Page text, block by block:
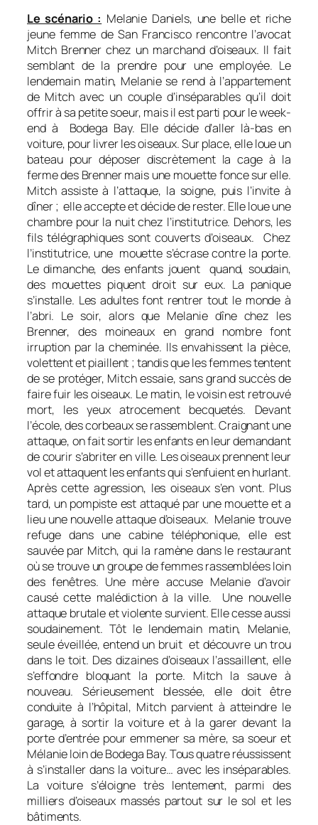
Le scénario : Melanie Daniels, une belle et riche
jeune femme de San Francisco rencontre l’avocat
Mitch Brenner chez un marchand d’oiseaux. Il fait
semblant de la prendre pour une employée. Le
lendemain matin, Melanie se rend à l’appartement
de Mitch avec un couple d’inséparables qu’il doit
offrir à sa petite soeur, mais il est parti pour le week-
end à Bodega Bay. Elle décide d’aller là-bas en
voiture, pour livrer les oiseaux. Sur place, elle loue un
bateau pour déposer discrètement la cage à la
ferme des Brenner mais une mouette fonce sur elle.
Mitch assiste à l’attaque, la soigne, puis l’invite à
dîner ; elle accepte et décide de rester. Elle loue une
chambre pour la nuit chez l’institutrice. Dehors, les
fils télégraphiques sont couverts d’oiseaux. Chez
l’institutrice, une mouette s’écrase contre la porte.
Le dimanche, des enfants jouent quand, soudain,
des mouettes piquent droit sur eux. La panique
s’installe. Les adultes font rentrer tout le monde à
l’abri. Le soir, alors que Melanie dîne chez les
Brenner, des moineaux en grand nombre font
irruption par la cheminée. Ils envahissent la pièce,
volettent et piaillent ; tandis que les femmes tentent
de se protéger, Mitch essaie, sans grand succès de
faire fuir les oiseaux. Le matin, le voisin est retrouvé
mort, les yeux atrocement becquetés. Devant
l’école, des corbeaux se rassemblent. Craignant une
attaque, on fait sortir les enfants en leur demandant
de courir s’abriter en ville. Les oiseaux prennent leur
vol et attaquent les enfants qui s’enfuient en hurlant.
Après cette agression, les oiseaux s’en vont. Plus
tard, un pompiste est attaqué par une mouette et a
lieu une nouvelle attaque d’oiseaux. Melanie trouve
refuge dans une cabine téléphonique, elle est
sauvée par Mitch, qui la ramène dans le restaurant
où se trouve un groupe de femmes rassemblées loin
des fenêtres. Une mère accuse Melanie d’avoir
causé cette malédiction à la ville. Une nouvelle
attaque brutale et violente survient. Elle cesse aussi
soudainement. Tôt le lendemain matin, Melanie,
seule éveillée, entend un bruit et découvre un trou
dans le toit. Des dizaines d’oiseaux l’assaillent, elle
s’effondre bloquant la porte. Mitch la sauve à
nouveau. Sérieusement blessée, elle doit être
conduite à l’hôpital, Mitch parvient à atteindre le
garage, à sortir la voiture et à la garer devant la
porte d’entrée pour emmener sa mère, sa soeur et
Mélanie loin de Bodega Bay. Tous quatre réussissent
à s’installer dans la voiture… avec les inséparables.
La voiture s’éloigne très lentement, parmi des
milliers d’oiseaux massés partout sur le sol et les
bâtiments.